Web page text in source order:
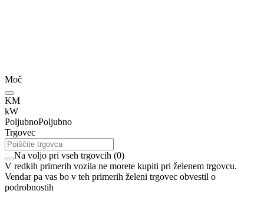
Moč
KM
kW
PoljubnoPoljubno
Trgovec
Na voljo pri vseh trgovcih (0)
V redkih primerih vozila ne morete kupiti pri želenem trgovcu.
Vendar pa vas bo v teh primerih želeni trgovec obvestil o
podrobnostih